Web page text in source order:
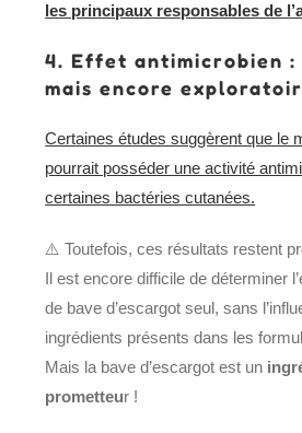
les principaux responsables de
4. Effet antimicrobien
mais encore
Certaines études suggèrent que le
pourrait posséder une activité
certaines bactéries cutanées.
⚠️ Toutefois, ces résultats restent
Il est encore difficile de déterminer
de bave d’escargot seul, sans
ingrédients présents dans les
Mais la bave d’escargot est un
prometteur !